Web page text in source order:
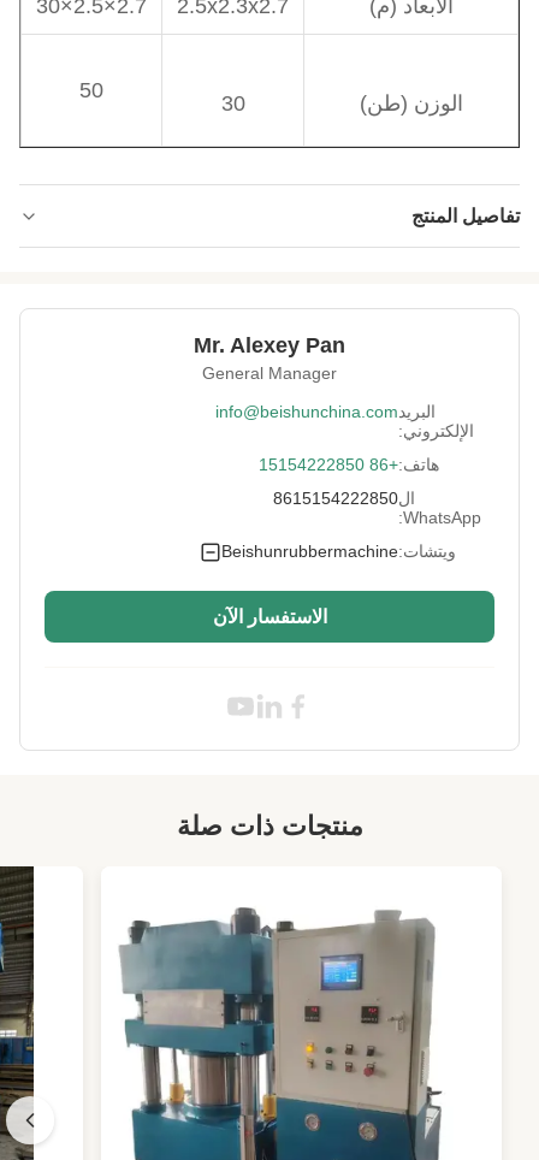
الأبعاد (م) 2.5x2.3x2.7
2.7×2.5×30
الوزن (طن) 30
50
تفاصيل المنتج
Rubber
المطاط المركب
Applicable
Industries:
غيرها
Hs Code:
مخصصة
طواحين أجهزة طلاء الصفائح,
Mr. Alexey Pan
General Manager
البريد
الإلكتروني:
info@beishunchina.com
هاتف:+86 15154222850
ال
WhatsApp:
8615154222850
ويتشات:Beishunrubbermachine
الاستفسار الآن
منتجات ذات صلة